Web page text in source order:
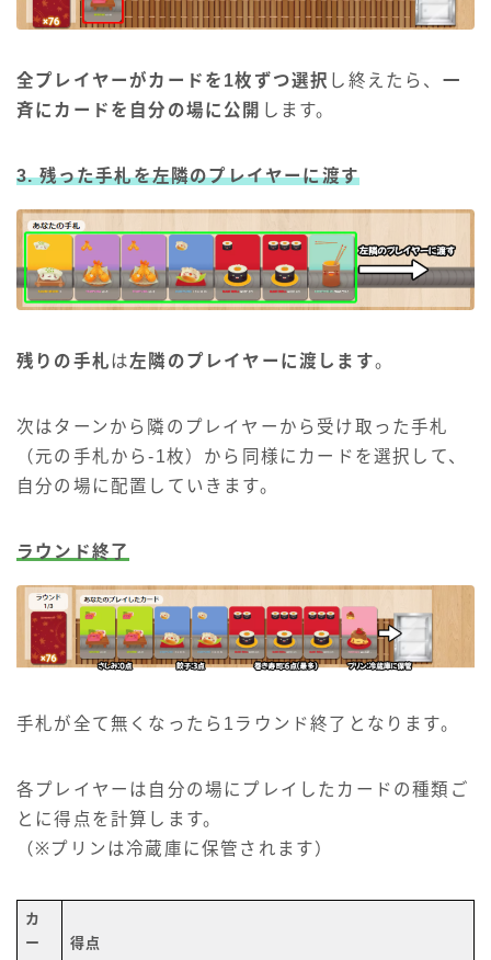
全プレイヤーがカードを1枚ずつ選択 し終えたら、 一
斉にカードを自分の場に公開 します。
3. 残った手札を左隣のプレイヤーに渡す
残りの手札は左隣のプレイヤーに渡します。
次はターンから隣のプレイヤーから受け取った手札
（元の手札から-1枚）から同様にカードを選択して、
自分の場に配置していきます。
ラウンド終了
手札が全て無くなったら1ラウンド終了となります。
各プレイヤーは自分の場にプレイしたカードの種類ご
とに得点を計算します。
（※プリンは冷蔵庫に保管されます）
カ
ー
得点